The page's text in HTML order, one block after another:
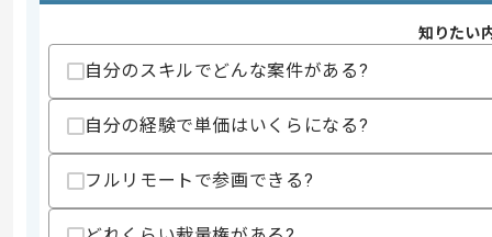
スキル
・スマホアプリ開発における設計から
・Flutterを用いた実務経験
・アジャイル開発経験
歓迎スキル
・Reactを用いたWeb開発経験
・証券業界に関する知見
知りたい
自分のスキルでどんな案件がある?
自分の経験で単価はいくらになる?
フルリモートで参画できる?